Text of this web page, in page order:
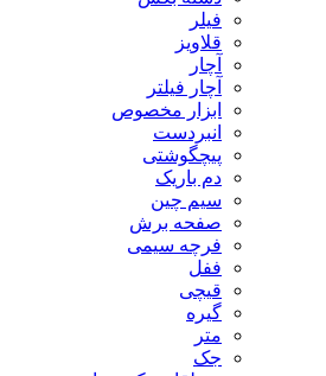
فیلر
قلاویز
آچار
آچار فیلتر
ابزار مخصوص
انبردست
پیچگوشتی
دم باریک
سیم چین
صفحه برش
فرچه سیمی
ففل
قیچی
گیره
متر
جک